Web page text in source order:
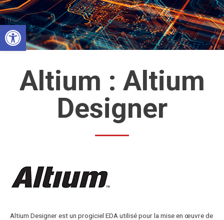
Ouvrir la barre d’outils
Aller
au
contenu
Altium : Altium
Designer
Altium Designer est un progiciel EDA utilisé pour la mise en œuvre de